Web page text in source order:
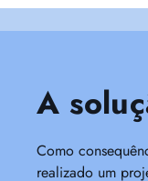
A
Como
realizado um